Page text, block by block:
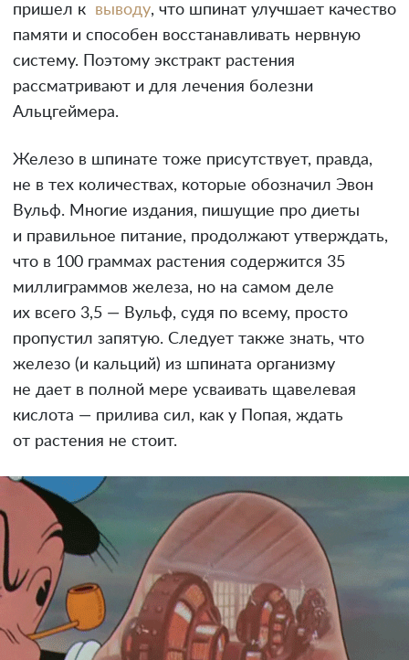
пришел к
выводу, что шпинат улучшает качество
памяти и способен восстанавливать нервную
систему. Поэтому экстракт растения
рассматривают и для лечения болезни
Альцгеймера.
Железо в шпинате тоже присутствует, правда,
не в тех количествах, которые обозначил Эвон
Вульф. Многие издания, пишущие про диеты
и правильное питание, продолжают утверждать,
что в 100 граммах растения содержится 35
миллиграммов железа, но на самом деле
их всего 3,5 — Вульф, судя по всему, просто
пропустил запятую. Следует также знать, что
железо (и кальций) из шпината организму
не дает в полной мере усваивать щавелевая
кислота — прилива сил, как у Попая, ждать
от растения не стоит.